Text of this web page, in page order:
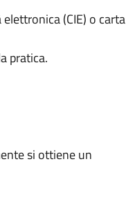
(CIE) o carta
pratica.
si ottiene un